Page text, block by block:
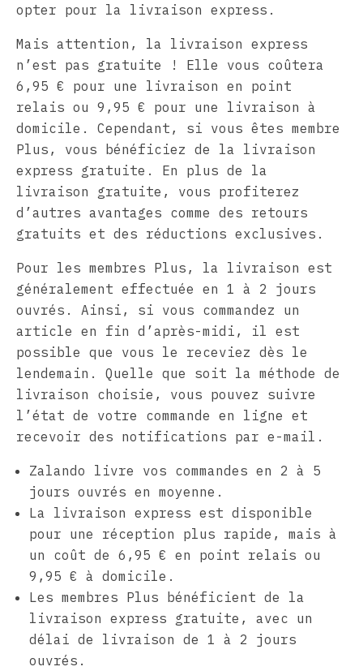
opter pour la livraison express.
Mais attention, la livraison express
n’est pas gratuite ! Elle vous coûtera
6,95 € pour une livraison en point
relais ou 9,95 € pour une livraison à
domicile. Cependant, si vous êtes membre
Plus, vous bénéficiez de la livraison
express gratuite. En plus de la
livraison gratuite, vous profiterez
d’autres avantages comme des retours
gratuits et des réductions exclusives.
Pour les membres Plus, la livraison est
généralement effectuée en 1 à 2 jours
ouvrés. Ainsi, si vous commandez un
article en fin d’après-midi, il est
possible que vous le receviez dès le
lendemain. Quelle que soit la méthode de
livraison choisie, vous pouvez suivre
l’état de votre commande en ligne et
recevoir des notifications par e-mail.
Zalando livre vos commandes en 2 à 5
jours ouvrés en moyenne.
La livraison express est disponible
pour une réception plus rapide, mais à
un coût de 6,95 € en point relais ou
9,95 € à domicile.
Les membres Plus bénéficient de la
livraison express gratuite, avec un
délai de livraison de 1 à 2 jours
ouvrés.